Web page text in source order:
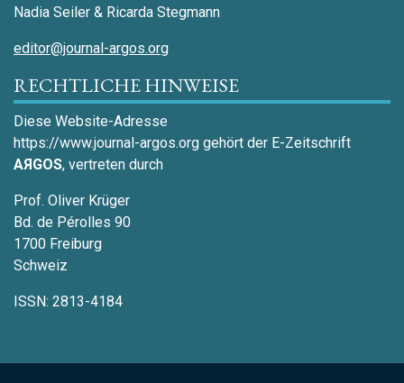
Nadia Seiler & Ricarda Stegmann
editor@journal-argos.org
RECHTLICHE HINWEISE
Diese Website-Adresse
https://www.journal-argos.org gehört der E-Zeitschrift
AЯGOS, vertreten durch
Prof. Oliver Krüger
Bd. de Pérolles 90
1700 Freiburg
Schweiz
ISSN: 2813-4184